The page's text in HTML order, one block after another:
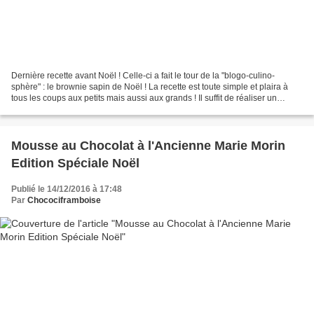
Dernière recette avant Noël ! Celle-ci a fait le tour de la "blogo-culino-
sphère" : le brownie sapin de Noël ! La recette est toute simple et plaira à
tous les coups aux petits mais aussi aux grands ! Il suffit de réaliser un
Mousse au Chocolat à l'Ancienne Marie Morin
Edition Spéciale Noël
Publié le 14/12/2016 à 17:48
Par Chocociframboise